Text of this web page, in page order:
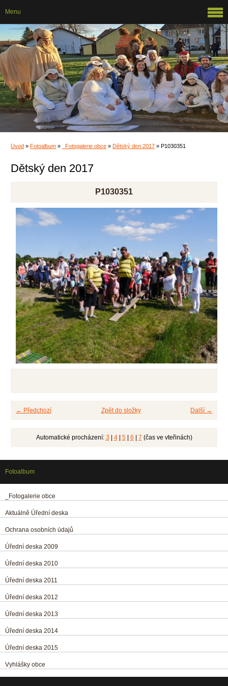
Úvod » Fotoalbum » _Fotogalerie obce » Dětský den 2017 » P1030351
Dětský den 2017
P1030351
← Předchozí Další →
Zpět do složky
Automatické procházení: 3 | 4| 5| 6 | 7 (čas ve vteřinách)
Menu
Fotoalbum
_Fotogalerie obce
Aktuálně Úřední deska
Ochrana osobních údajů
Úřední deska 2009
Úřední deska 2010
Úřední deska 2011
Úřední deska 2012
Úřední deska 2013
Úřední deska 2014
Úřední deska 2015
Vyhlášky obce